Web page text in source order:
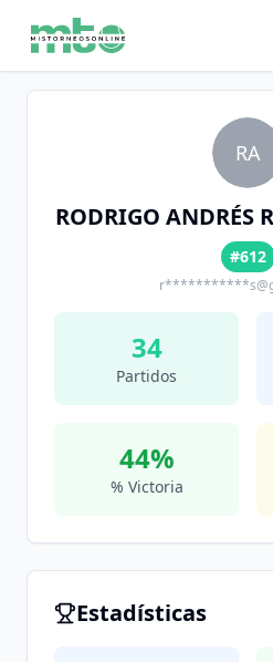
RA
RODRIGO ANDRÉS
#612
34
Partidos
44%
% Victoria
Estadísticas